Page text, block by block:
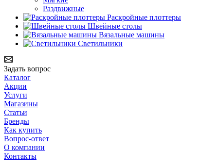
Раздвижные
Раскройные плоттеры
Швейные столы
Вязальные машины
Светильники
Задать вопрос
Каталог
Акции
Услуги
Магазины
Статьи
Бренды
Как купить
Вопрос-ответ
О компании
Контакты